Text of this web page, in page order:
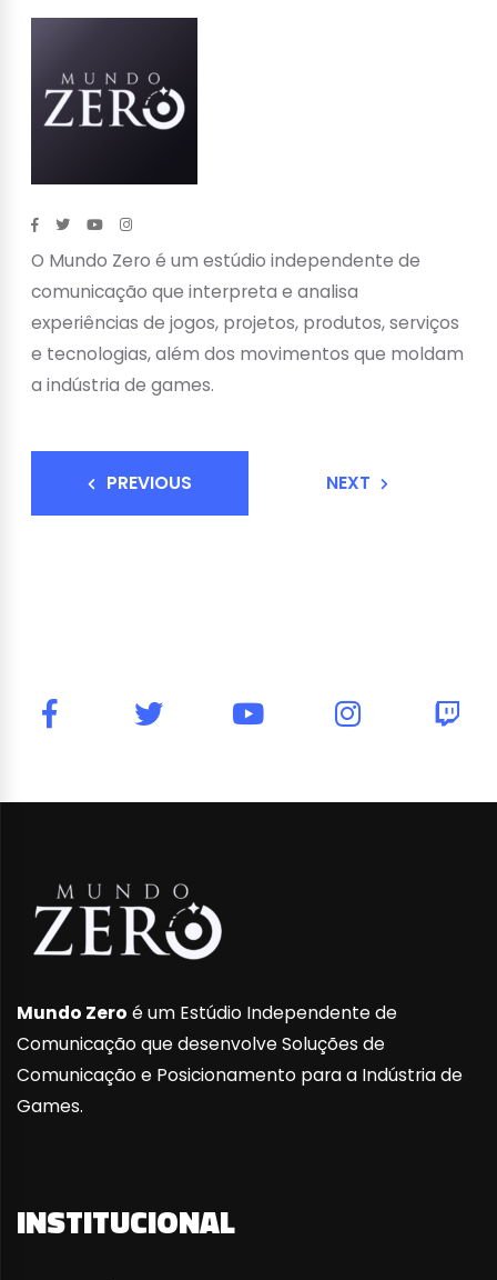
O Mundo Zero é um estúdio independente de
comunicação que interpreta e analisa
experiências de jogos, projetos, produtos, serviços
e tecnologias, além dos movimentos que moldam
a indústria de games.
PREVIOUS NEXT
Mundo Zero é um Estúdio Independente de
Comunicação que desenvolve Soluções de
Comunicação e Posicionamento para a Indústria de
Games.
INSTITUCIONAL